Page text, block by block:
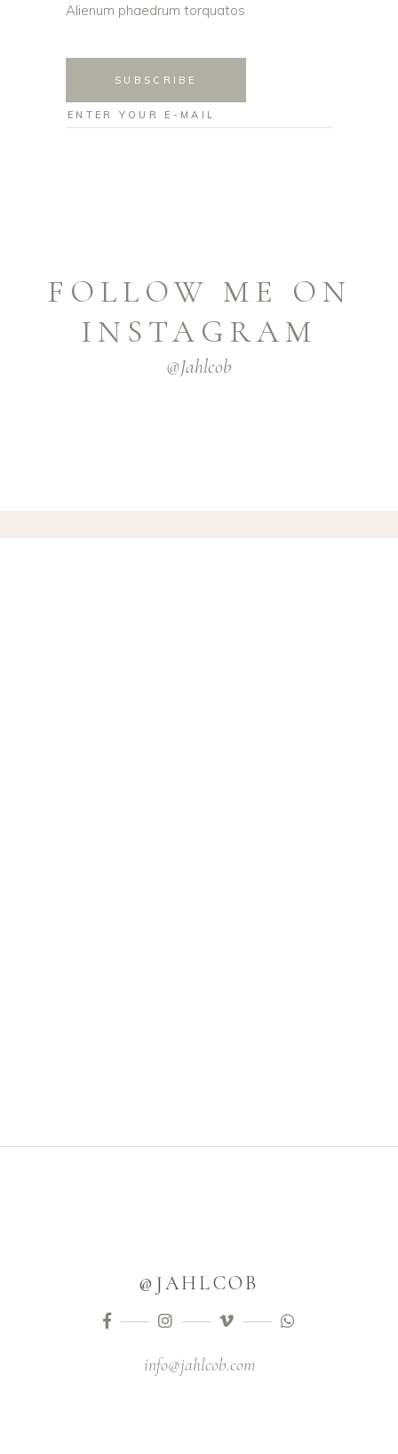
Alienum phaedrum torquatos
SUBSCRIBE
FOLLOW ME ON
INSTAGRAM
@jahlcob
@JAHLCOB
info@jahlcob.com